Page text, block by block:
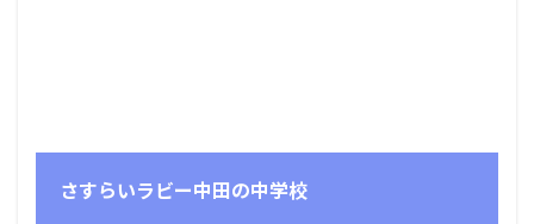
さすらいラビー中田の中学校